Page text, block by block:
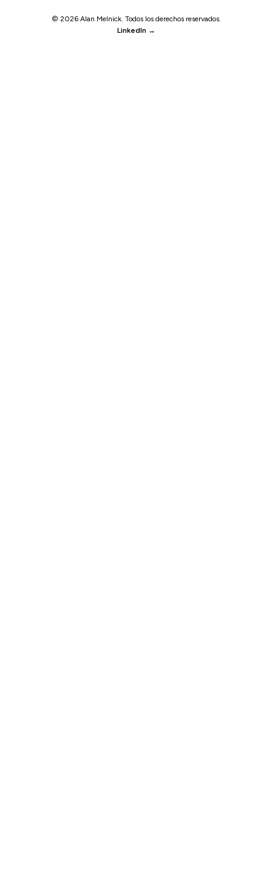
© 2026 Alan Melnick. Todos los derechos reservados.
LinkedIn →